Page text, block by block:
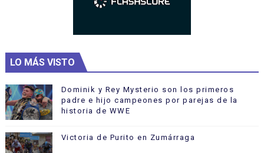
LO MÁS VISTO
Dominik y Rey Mysterio son los primeros
padre e hijo campeones por parejas de la
historia de WWE
Victoria de Purito en Zumárraga